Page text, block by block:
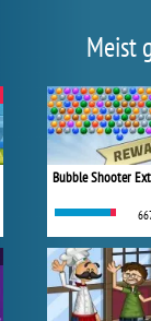
Meist
Bubble Shooter